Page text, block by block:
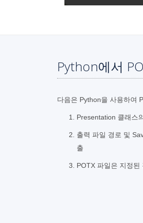
Python에서
다음은 Python을 사용하여
Presentation 클래스
출력 파일 경로 및
출
POTX 파일은 지정된